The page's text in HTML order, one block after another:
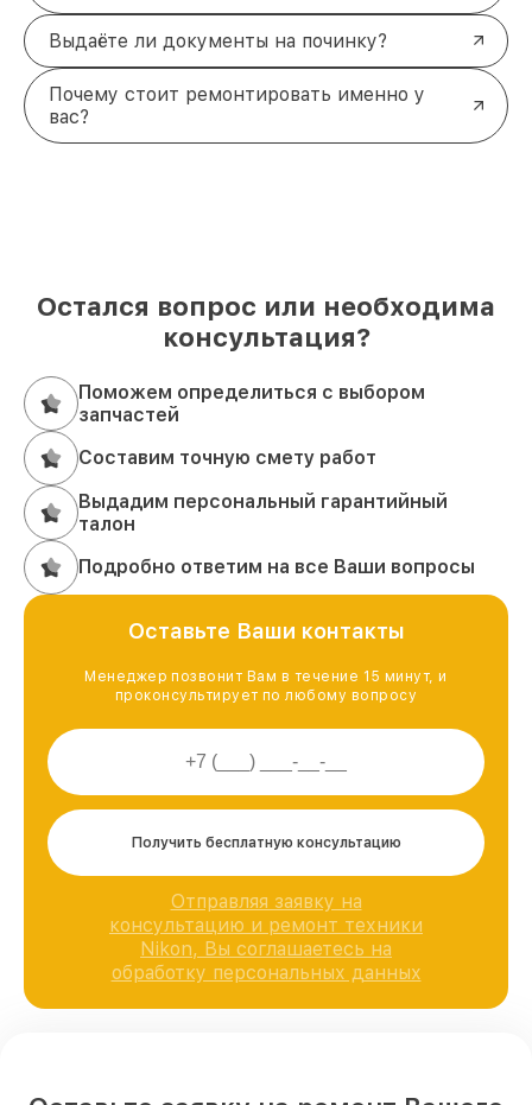
Выдаёте ли документы на починку?
Почему стоит ремонтировать именно у
вас?
Остался вопрос или необходима
консультация?
Поможем определиться с выбором
запчастей
Составим точную смету работ
Выдадим персональный гарантийный
талон
Подробно ответим на все Ваши вопросы
Оставьте Ваши контакты
Менеджер позвонит Вам в течение 15 минут, и
проконсультирует по любому вопросу
Получить бесплатную консультацию
Отправляя заявку на
консультацию и ремонт техники
Nikon, Вы соглашаетесь на
обработку персональных данных